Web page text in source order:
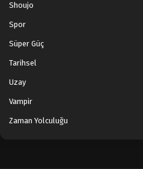
Shoujo
Spor
Süper Güç
Tarihsel
Uzay
Vampir
Zaman Yolculuğu